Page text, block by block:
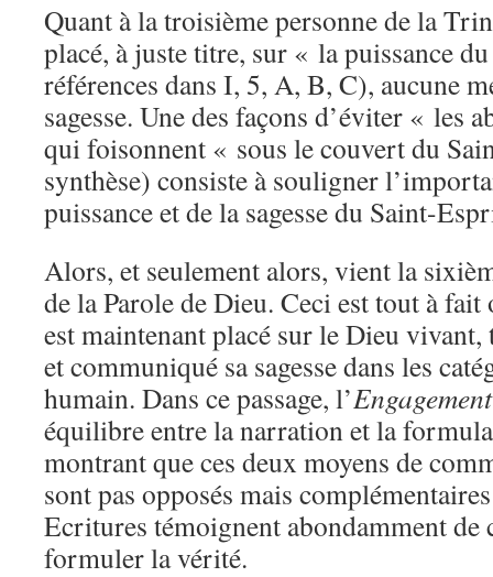
Quant à la troisième personne de la
placé, à juste titre, sur « la puissance
références dans I, 5, A, B, C), aucune
sagesse. Une des façons d’éviter « les
qui foisonnent « sous le couvert du
synthèse) consiste à souligner
puissance et de la sagesse du Saint-
Alors, et seulement alors, vient la
de la Parole de Dieu. Ceci est tout à
est maintenant placé sur le Dieu
et communiqué sa sagesse dans les
humain. Dans ce passage, l’Engagement
équilibre entre la narration et la
montrant que ces deux moyens de
sont pas opposés mais
Ecritures témoignent abondamment de
formuler la vérité.